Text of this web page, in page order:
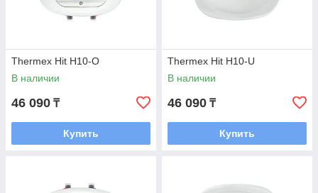
Thermex Hit H10-O
В наличии
46 090 ₸
Купить
Thermex Hit H10-U
В наличии
46 090 ₸
Купить